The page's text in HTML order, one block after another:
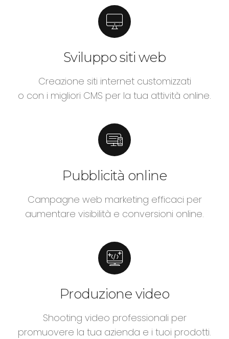
Sviluppo siti web
Creazione siti internet customizzati
o con i migliori CMS per la tua attività online.
Pubblicità online
Campagne web marketing efficaci per
aumentare visibilità e conversioni online.
Produzione video
Shooting video professionali per
promuovere la tua azienda e i tuoi prodotti.